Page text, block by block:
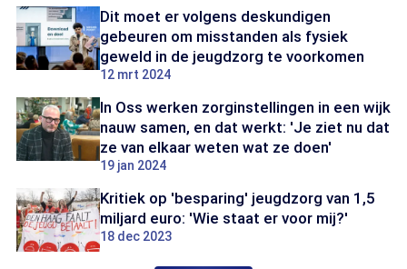
Dit moet er volgens deskundigen
gebeuren om misstanden als fysiek
geweld in de jeugdzorg te voorkomen
12 mrt 2024
In Oss werken zorginstellingen in een wijk
nauw samen, en dat werkt: 'Je ziet nu dat
ze van elkaar weten wat ze doen'
19 jan 2024
Kritiek op 'besparing' jeugdzorg van 1,5
miljard euro: 'Wie staat er voor mij?'
18 dec 2023